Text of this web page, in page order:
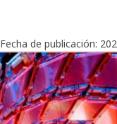
Fecha de publicación: